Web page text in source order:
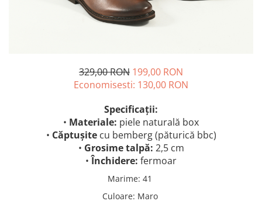
329,00 RON 199,00 RON
Economisesti: 130,00 RON
Specificații:
• Materiale: piele naturală box
• Căptușitecu bemberg (păturică bbc)
• Grosime talpă: 2,5 cm
•Închidere: fermoar
Marime: 41
Culoare: Maro